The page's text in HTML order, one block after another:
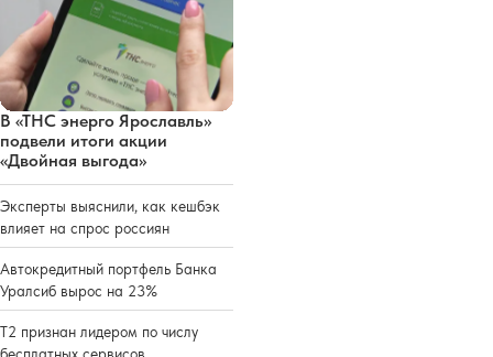
В «ТНС энерго Ярославль»
подвели итоги акции
«Двойная выгода»
Эксперты выяснили, как кешбэк
влияет на спрос россиян
Автокредитный портфель Банка
Уралсиб вырос на 23%
Т2 признан лидером по числу